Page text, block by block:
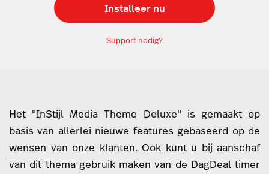
Installeer nu
Support nodig?
Het "InStijl Media Theme Deluxe" is gemaakt op
basis van allerlei nieuwe features gebaseerd op de
wensen van onze klanten. Ook kunt u bij aanschaf
van dit thema gebruik maken van de DagDeal timer